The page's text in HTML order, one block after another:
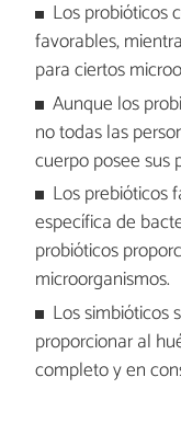
Los probióticos
favorables,
para ciertos
Aunque los
no todas las
cuerpo posee sus
Los prebióticos
específica de
probióticos
microorganismos.
Los simbióticos
proporcionar al
completo y en